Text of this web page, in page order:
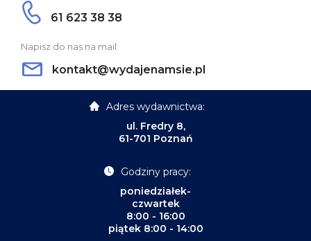
61 623 38 38
Napisz do nas na mail:
kontakt@wydajenamsie.pl
Adres wydawnictwa:
ul. Fredry 8,
61-701 Poznań
Godziny pracy:
poniedziałek-
czwartek
8:00 - 16:00
piątek 8:00 - 14:00